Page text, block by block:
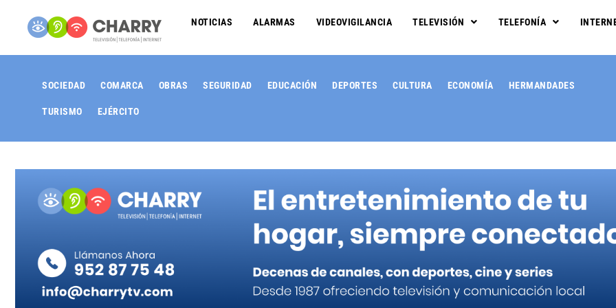
NOTICIAS ALARMAS VIDEOVIGILANCIA TELEVISIÓN TELEFONÍA
SOCIEDAD COMARCA OBRAS SEGURIDAD EDUCACIÓN DEPORTES CULTURA ECONOMÍA HERMANDADES
TURISMO EJÉRCITO